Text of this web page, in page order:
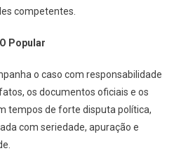
competentes.
Popular
o caso com responsabilidade
os documentos oficiais e os
tempos de forte disputa política,
com seriedade, apuração e